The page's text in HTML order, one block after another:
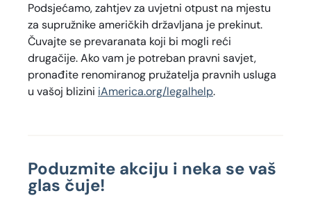
Podsjećamo, zahtjev za uvjetni otpust na mjestu
za supružnike američkih državljana je prekinut.
Čuvajte se prevaranata koji bi mogli reći
drugačije. Ako vam je potreban pravni savjet,
pronađite renomiranog pružatelja pravnih usluga
u vašoj blizini iAmerica.org/legalhelp.
Poduzmite akciju i neka se vaš
glas čuje!